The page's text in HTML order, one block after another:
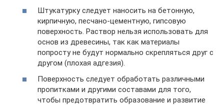
Штукатурку следует наносить на бетонную,
кирпичную, песчано-цементную, гипсовую
поверхность. Раствор нельзя использовать для
основ из древесины, так как материалы
попросту не будут нормально скрепляться друг с
другом (плохая адгезия).
Поверхность следует обработать различными
пропитками и другими составами для того,
чтобы предотвратить образование и развитие